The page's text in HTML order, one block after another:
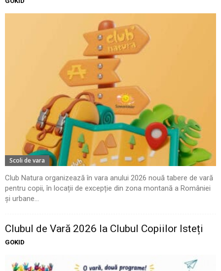
Scoli de vara
Club Natura organizează în vara anului 2026 nouă tabere de vară
pentru copii, în locații de excepție din zona montană a României
și urbane...
Clubul de Vară 2026 la Clubul Copiilor Isteți
GOKID